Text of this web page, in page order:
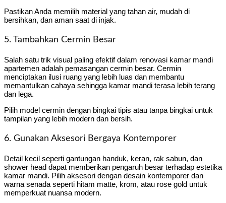
Pastikan Anda memilih material yang tahan air, mudah di
bersihkan, dan aman saat di injak.
5. Tambahkan Cermin Besar
Salah satu trik visual paling efektif dalam renovasi kamar mandi
apartemen adalah pemasangan cermin besar. Cermin
menciptakan ilusi ruang yang lebih luas dan membantu
memantulkan cahaya sehingga kamar mandi terasa lebih terang
dan lega.
Pilih model cermin dengan bingkai tipis atau tanpa bingkai untuk
tampilan yang lebih modern dan bersih.
6. Gunakan Aksesori Bergaya Kontemporer
Detail kecil seperti gantungan handuk, keran, rak sabun, dan
shower head dapat memberikan pengaruh besar terhadap estetika
kamar mandi. Pilih aksesori dengan desain kontemporer dan
warna senada seperti hitam matte, krom, atau rose gold untuk
memperkuat nuansa modern.